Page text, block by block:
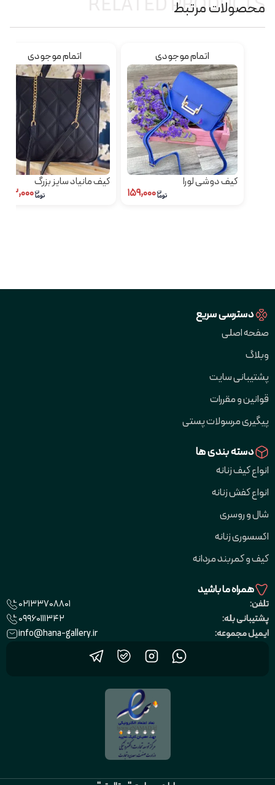
محصولات مرتبط
اتمام موجودی
کیف دوشی لورا
اتمام موجودی
کیف مانیاد سایز بزرگ
دسترسی سریع
صفحه اصلی
وبلاگ
پشتیبانی سایت
قوانین و مقررات
پیگیری مرسولات پستی
دسته بندی ها
انواع کیف زنانه
انواع کفش زنانه
شال و روسری
اکسسوری زنانه
کیف و کمربند مردانه
همراه ما باشید
تلفن:
02133708801
پشتیبانی بله:
09960111342
ایمیل مجموعه:
info@hana-gallery.ir